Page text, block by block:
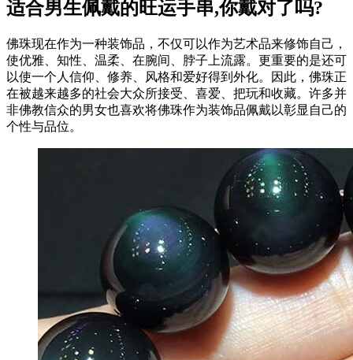
适合男生佩戴的旺运手串,你戴对了吗?
佛珠现在作为一种装饰品，不仅可以作为艺术品来修饰自己，
使优雅、知性、温柔、在腕间、脖子上流露。更重要的是还可
以使一个人信仰、修养、风格和爱好得到外化。因此，佛珠正
在被越来越多的社会大众所接受、喜爱、把玩和收藏。许多并
非佛教信众的男女也喜欢将佛珠作为装饰品佩戴以彰显自己的
个性与品位。